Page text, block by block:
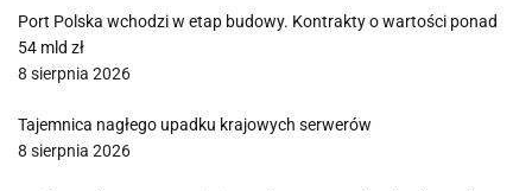
Port Polska wchodzi w etap budowy. Kontrakty o wartości ponad
54 mld zł
8 sierpnia 2026
Tajemnica nagłego upadku krajowych serwerów
8 sierpnia 2026